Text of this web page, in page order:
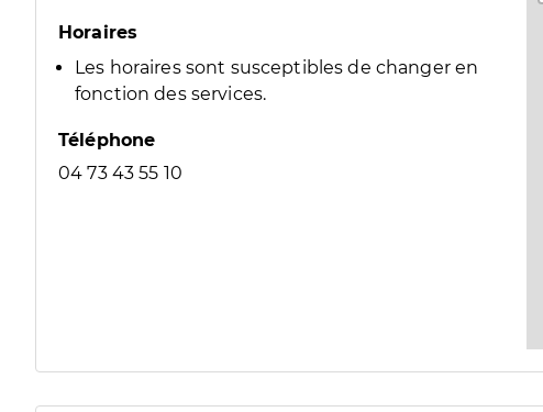
Horaires
Les horaires sont susceptibles de changer en
fonction des services.
Téléphone
04 73 43 55 10